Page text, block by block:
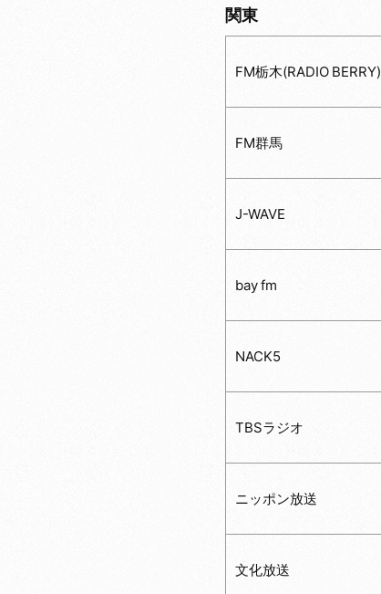
関東
FM栃木(RADIO BERRY)
FM群馬
J-WAVE
bay fm
NACK5
TBSラジオ
ニッポン放送
文化放送